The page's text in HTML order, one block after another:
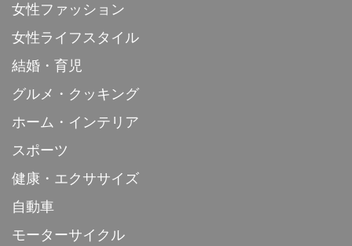
女性ファッション
女性ライフスタイル
結婚・育児
グルメ・クッキング
ホーム・インテリア
スポーツ
健康・エクササイズ
自動車
モーターサイクル